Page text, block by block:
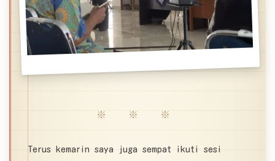
※ ※ ※
Terus kemarin saya juga sempat ikuti sesi